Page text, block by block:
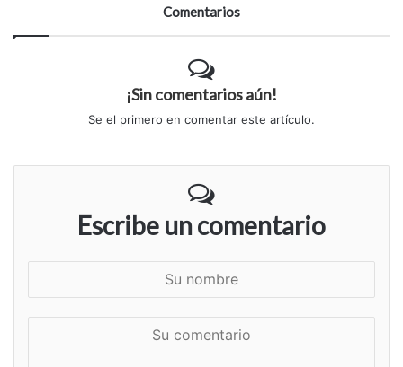
Comentarios
¡Sin comentarios aún!
Se el primero en comentar este artículo.
Escribe un comentario